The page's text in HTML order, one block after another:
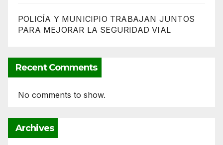
POLICÍA Y MUNICIPIO TRABAJAN JUNTOS
PARA MEJORAR LA SEGURIDAD VIAL
Recent Comments
No comments to show.
Archives